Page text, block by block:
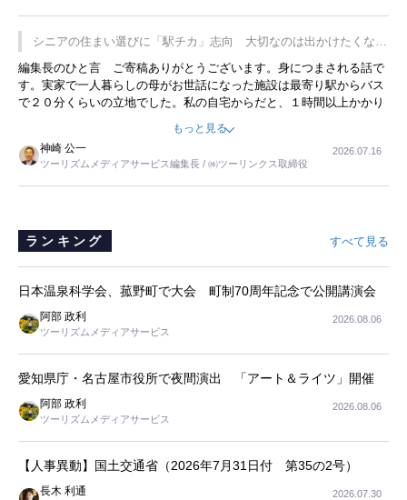
プレミアムヨーグルトを販売するにあたり、社内に懸念もあったそう
です。永井社長は、駐車場に都内ナンバーの高級外車が停まっている
ことに目をつけ、高級商品でも売れると確信したそうです。今回の記
事を懐かしく読みました。
シニアの住まい選びに「駅チカ」志向 大切なのは出かけたくなる
暮らし
編集長のひと言 ご寄稿ありがとうございます。身につまされる話で
す。実家で一人暮らしの母がお世話になった施設は最寄り駅からバス
で２０分くらいの立地でした。私の自宅からだと、１時間以上かかり
ました。母の住まいから近いという理由で、その施設を選択したので
すが、私と妹にとっては、半日仕事ででした。シニアの住まい選び
は、当人だけではなく、世話をする家族の足の便も考えない外池ない
と思いました。
もっと見る
神崎 公一
ツーリズムメディアサービス編集長 / ㈱ツーリンクス取締役
2026.07.16
ランキング すべて見る
日本温泉科学会、菰野町で大会 町制70周年記念で公開講演会
阿部 政利
ツーリズムメディアサービス
2026.08.06
愛知県庁・名古屋市役所で夜間演出 「アート＆ライツ」開催
阿部 政利
ツーリズムメディアサービス
2026.08.06
【人事異動】国土交通省（2026年7月31日付 第35の2号）
長木 利通 2026.07.30